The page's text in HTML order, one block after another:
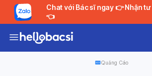
Chat với Bác sĩ ngay 👉 Nhận tư vấn MIỄN PHÍ
👈
Quảng Cáo